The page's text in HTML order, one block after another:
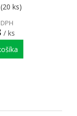
(20 ks)
/ ks